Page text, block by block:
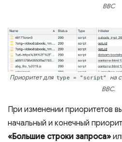
BBC
Приоритет для type = "script"
на
BBC.
При изменении приоритетов
начальный и конечный
«Большие строки запроса»